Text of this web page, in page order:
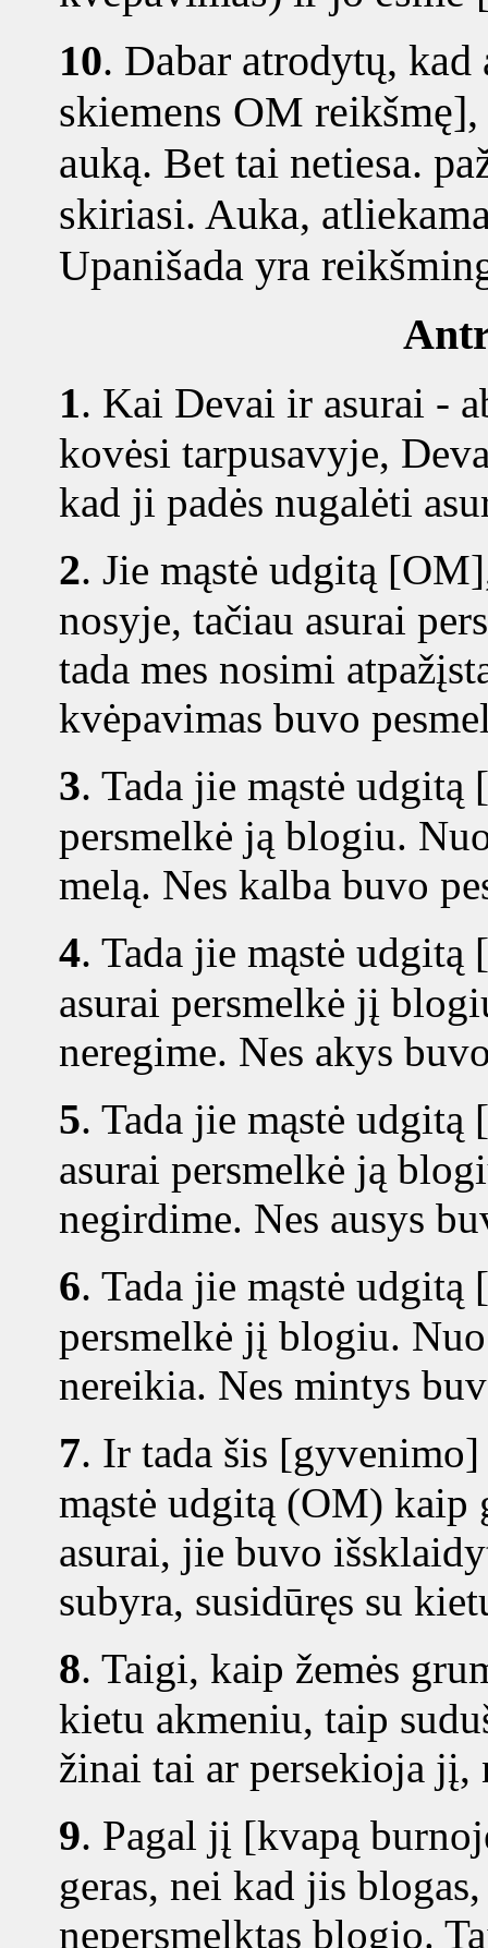
10. Dabar atrodytų,
skiemens OM
auką. Bet tai netiesa.
skiriasi. Auka,
Upanišada yra
1. Kai Devai ir asurai -
kovėsi tarpusavyje,
kad ji padės nugalėti
2. Jie mąstė udgitą
nosyje, tačiau asurai
tada mes nosimi
kvėpavimas buvo
3. Tada jie mąstė
persmelkė ją blogiu.
melą. Nes kalba buvo
4. Tada jie mąstė
asurai persmelkė jį
neregime. Nes akys
5. Tada jie mąstė
asurai persmelkė ją
negirdime. Nes ausys
6. Tada jie mąstė
persmelkė jį blogiu.
nereikia. Nes mintys
7. Ir tada šis
mąstė udgitą (OM) kaip
asurai, jie buvo
subyra, susidūręs su
8. Taigi, kaip žemės
kietu akmeniu, taip
žinai tai ar persekioja jį,
9. Pagal jį [kvapą
geras, nei kad jis
nepersmelktas blogio.